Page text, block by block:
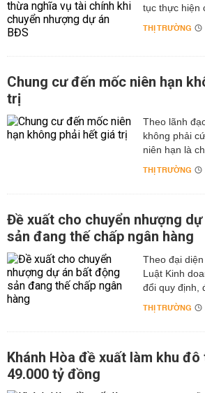
tục thực hiện
THỊ TRƯỜNG
Chung cư đến mốc niên hạn
trị
Theo lãnh
không phải
niên hạn là
THỊ TRƯỜNG
Đề xuất cho chuyển nhượng
sản đang thế chấp ngân hàng
Theo đại
Luật Kinh
đổi quy định,
THỊ TRƯỜNG
Khánh Hòa đề xuất làm khu đô
49.000 tỷ đồng